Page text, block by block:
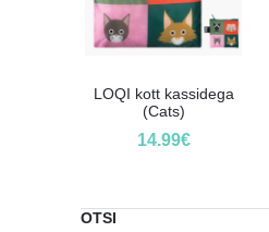
LOQI kott kassidega
(Cats)
14.99€
OTSI